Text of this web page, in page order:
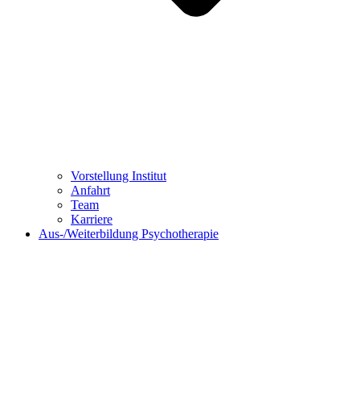
Vorstellung Institut
Anfahrt
Team
Karriere
Aus-/Weiterbildung Psychotherapie